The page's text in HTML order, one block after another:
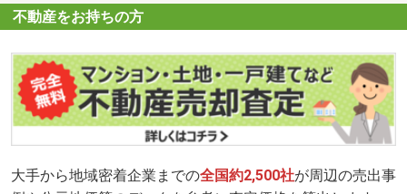
不動産をお持ちの方
大手から地域密着企業までの全国約2,500社が周辺の売出事